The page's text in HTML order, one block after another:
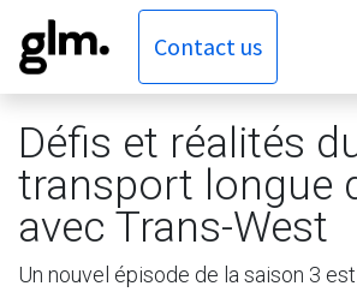
Contact us
Défis et réalités
transport longue
avec Trans-West
Un nouvel épisode de la saison 3